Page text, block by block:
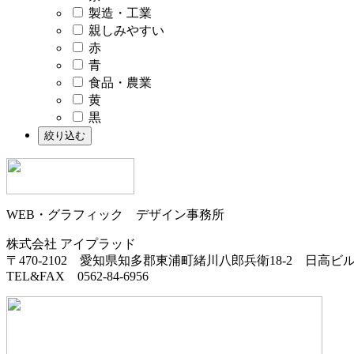
製造・工業
親しみやすい
赤
青
食品・農業
黄
黒
WEB・グラフィック デザイン事務所
株式会社 アイプラッド
〒470-2102 愛知県知多郡東浦町緒川八郎兵衛18-2
日高ビ
TEL&FAX 0562-84-6956